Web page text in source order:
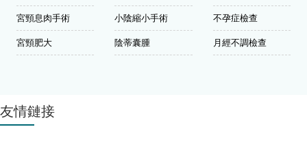
宮頸息肉手術
宮頸肥大
小陰縮小手術
陰蒂囊腫
不孕症檢查
月經不調檢查
友情鏈接